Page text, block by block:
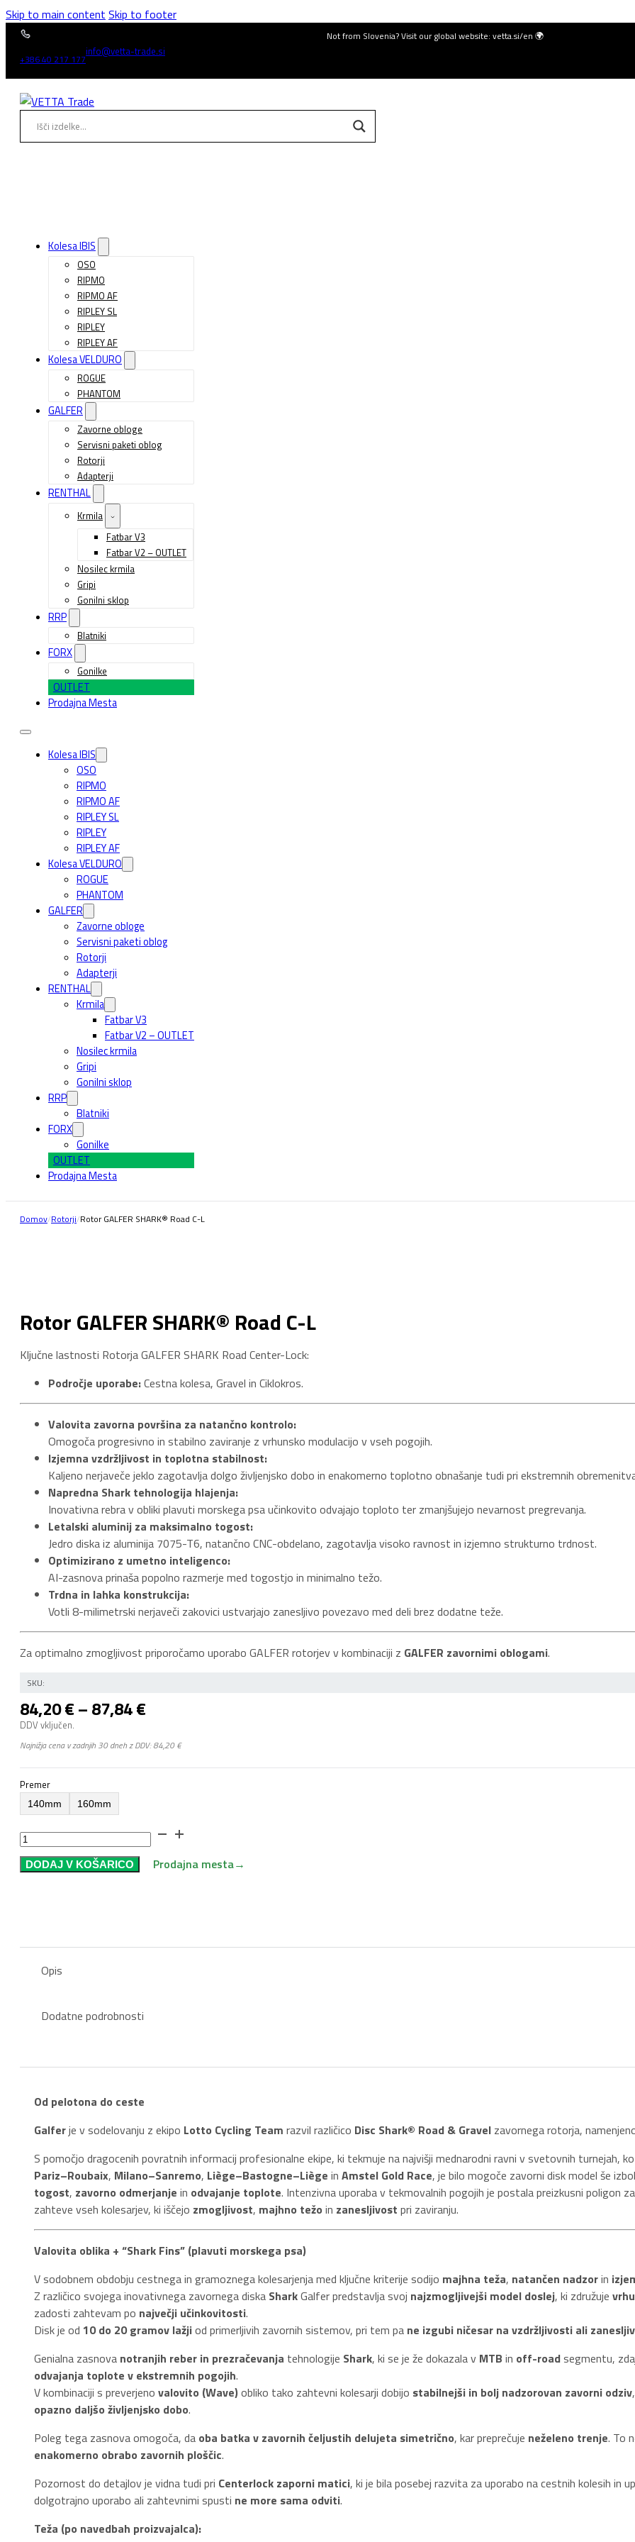
Skip to main content Skip to footer
+386 40 217 177
info@vetta-trade.si
Not from Slovenia? Visit our global website: vetta.si/en 🌍
Kolesa IBIS
OSO
RIPMO
RIPMO AF
RIPLEY SL
RIPLEY
RIPLEY AF
Kolesa VELDURO
ROGUE
PHANTOM
GALFER
Zavorne obloge
Servisni paketi oblog
Rotorji
Adapterji
RENTHAL
Krmila
Fatbar V3
Fatbar V2 – OUTLET
Nosilec krmila
Gripi
Gonilni sklop
RRP
Blatniki
FORX
Gonilke
OUTLET
Prodajna Mesta
Kolesa IBIS
OSO
RIPMO
RIPMO AF
RIPLEY SL
RIPLEY
RIPLEY AF
Kolesa VELDURO
ROGUE
PHANTOM
GALFER
Zavorne obloge
Servisni paketi oblog
Rotorji
Adapterji
RENTHAL
Krmila
Fatbar V3
Fatbar V2 – OUTLET
Nosilec krmila
Gripi
Gonilni sklop
RRP
Blatniki
FORX
Gonilke
OUTLET
Prodajna Mesta
Domov/Rotorji/Rotor GALFER SHARK® Road C-L
Rotor GALFER SHARK® Road C-L
Ključne lastnosti Rotorja GALFER SHARK Road Center-Lock:
Področje uporabe:Cestna kolesa, Gravel in Ciklokros.
Valovita zavorna površina za natančno kontrolo:
Omogoča progresivno in stabilno zaviranje z vrhunsko modulacijo v vseh pogojih.
Izjemna vzdržljivost in toplotna stabilnost:
Kaljeno nerjaveče jeklo zagotavlja dolgo življenjsko dobo in enakomerno toplotno obnašanje tudi pri ekstremnih
Napredna Shark tehnologija hlajenja:
Inovativna rebra v obliki plavuti morskega psa učinkovito odvajajo toploto ter zmanjšujejo nevarnost pregrevanja.
Letalski aluminij za maksimalno togost:
Jedro diska iz aluminija 7075-T6, natančno CNC-obdelano, zagotavlja visoko ravnost in izjemno strukturno trdnost.
Optimizirano z umetno inteligenco:
AI-zasnova prinaša popolno razmerje med togostjo in minimalno težo.
Trdna in lahka konstrukcija:
Votli 8-milimetrski nerjaveči zakovici ustvarjajo zanesljivo povezavo med deli brez dodatne teže.
Za optimalno zmogljivost priporočamo uporabo GALFER rotorjev v kombinaciji z GALFER zavornimi oblogami.
SKU:
84,20€–87,84€
od
do
DDV vključen.
Najnižja cena v zadnjih 30 dneh z DDV:84,20€
Premer
140mm 160mm
Rotor
GALFER
SHARK®
DODAJ V KOŠARICO Prodajna mesta→
Opis
Dodatne podrobnosti
Od pelotona do ceste
Galferje v sodelovanju z ekipo Lotto Cycling Team razvil različico Disc Shark® Road & Gravel zavornega rotorja,
S pomočjo dragocenih povratnih informacij profesionalne ekipe, ki tekmuje na najvišji mednarodni ravni v svetovnih turnejah,
Pariz–Roubaix, Milano–Sanremo, Liège–Bastogne–Liège in Amstel Gold Race, je bilo mogoče zavorni disk model še
togost, zavorno odmerjanje in odvajanje toplote. Intenzivna uporaba v tekmovalnih pogojih je postala preizkusni poligon
zahteve vseh kolesarjev, ki iščejo zmogljivost, majhno težo in zanesljivost pri zaviranju.
Valovita oblika + “Shark Fins” (plavuti morskega psa)
V sodobnem obdobju cestnega in gramoznega kolesarjenja med ključne kriterije sodijo majhna teža, natančen nadzorin
Z različico svojega inovativnega zavornega diska SharkGalfer predstavlja svoj najzmogljivejši model doslej, ki združuje
zadosti zahtevam po največji učinkovitosti.
Disk je od 10 do 20 gramov lažjiod primerljivih zavornih sistemov, pri tem pa ne izgubi ničesar na vzdržljivosti ali
Genialna zasnova notranjih reber in prezračevanja tehnologije Shark, ki se je že dokazala v MTB in off-roadsegmentu,
odvajanja toplote v ekstremnih pogojih.
V kombinaciji s preverjeno valovito (Wave)obliko tako zahtevni kolesarji dobijo stabilnejši in bolj nadzorovan zavorni odziv
opazno daljšo življenjsko dobo.
Poleg tega zasnova omogoča, da oba batka v zavornih čeljustih delujeta simetrično, kar preprečuje neželeno trenje. To
enakomerno obrabo zavornih ploščic.
Pozornost do detajlov je vidna tudi pri Centerlock zaporni matici, ki je bila posebej razvita za uporabo na cestnih kolesih in
dolgotrajno uporabo ali zahtevnimi spusti ne more sama odviti.
Teža (po navedbah proizvajalca):